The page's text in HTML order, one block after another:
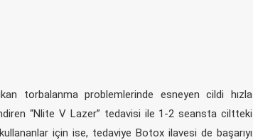
torbalanma problemlerinde esneyen cildi hızla
“Nlite V Lazer” tedavisi ile 1-2 seansta ciltteki
için ise, tedaviye Botox ilavesi de başarıyı